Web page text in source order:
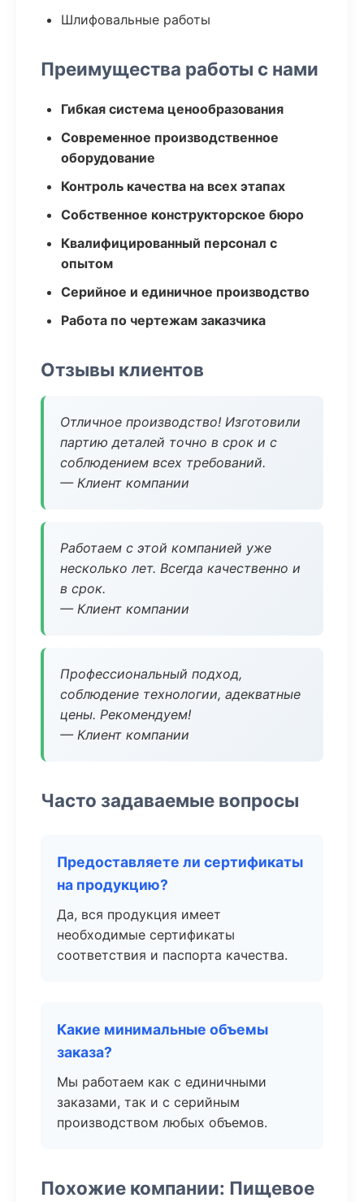
Шлифовальные работы
Преимущества работы с нами
Гибкая система ценообразования
Современное производственное
оборудование
Контроль качества на всех этапах
Собственное конструкторское бюро
Квалифицированный персонал с
опытом
Серийное и единичное производство
Работа по чертежам заказчика
Отзывы клиентов
Отличное производство! Изготовили
партию деталей точно в срок и с
соблюдением всех требований.
— Клиент компании
Работаем с этой компанией уже
несколько лет. Всегда качественно и
в срок.
— Клиент компании
Профессиональный подход,
соблюдение технологии, адекватные
цены. Рекомендуем!
— Клиент компании
Часто задаваемые вопросы
Предоставляете ли сертификаты
на продукцию?
Да, вся продукция имеет
необходимые сертификаты
соответствия и паспорта качества.
Какие минимальные объемы
заказа?
Мы работаем как с единичными
заказами, так и с серийным
производством любых объемов.
Похожие компании: Пищевое